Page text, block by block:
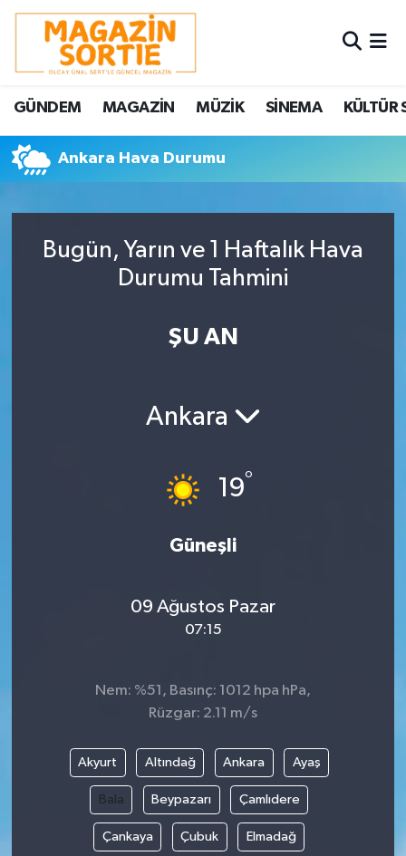
GÜNDEM MAGAZİN MÜZİK SİNEMA KÜLTÜR
Ankara Hava Durumu
Bugün, Yarın ve 1 Haftalık Hava
Durumu Tahmini
ŞU AN
Ankara
19°
Güneşli
09 Ağustos Pazar
07:15
Nem: %51, Basınç: 1012 hpa hPa,
Rüzgar: 2.11 m/s
Akyurt Altındağ Ankara Ayaş
Bala Beypazarı Çamlıdere
Çankaya Çubuk Elmadağ
Nöbetçi Eczaneler
Hava Durumu
Trafik Durumu
Tüm Manşetler